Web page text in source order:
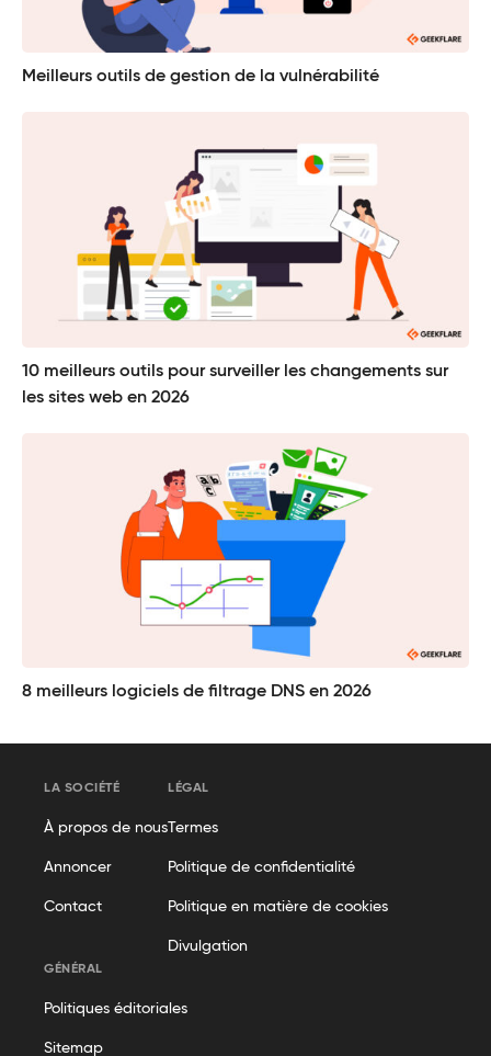
Meilleurs outils de gestion de la vulnérabilité
10 meilleurs outils pour surveiller les changements sur
les sites web en 2026
8 meilleurs logiciels de filtrage DNS en 2026
LA SOCIÉTÉ
À propos de nous
Annoncer
Contact
LÉGAL
Termes
Politique de confidentialité
Politique en matière de cookies
Divulgation
GÉNÉRAL
Politiques éditoriales
Sitemap